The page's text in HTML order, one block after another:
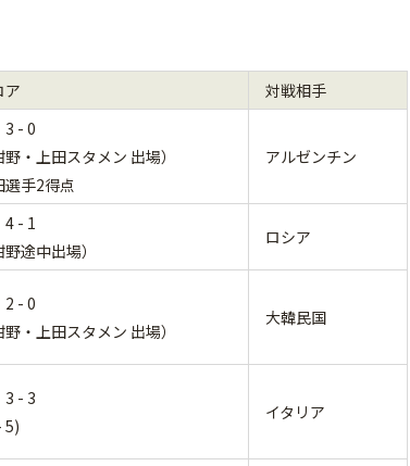
ア 対戦相手
- 0
野・上田スタメン 出場）
選手2得点
アルゼンチン
- 1
野途中出場）
ロシア
- 0
野・上田スタメン 出場）
大韓民国
- 3
5)
イタリア